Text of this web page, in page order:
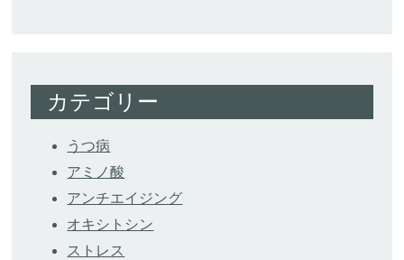
カテゴリー
うつ病
アミノ酸
アンチエイジング
オキシトシン
ストレス